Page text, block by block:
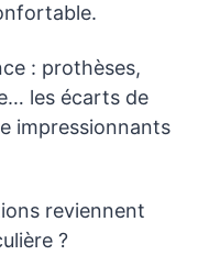
: prothèses,
les écarts de
impressionnants
reviennent
?